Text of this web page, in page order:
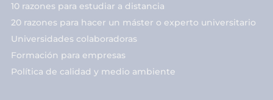
10 razones para estudiar a distancia
20 razones para hacer un máster o experto universitario
Universidades colaboradoras
Formación para empresas
Política de calidad y medio ambiente